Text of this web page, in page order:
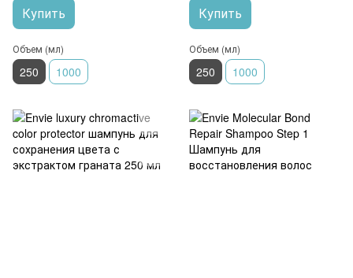
Купить
Объем (мл)
250 1000
Купить
Объем (мл)
250 1000